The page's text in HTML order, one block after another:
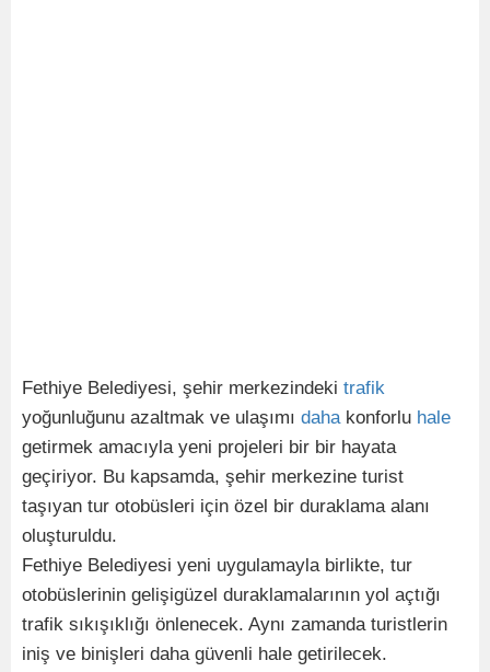
Fethiye Belediyesi, şehir merkezindeki trafik
yoğunluğunu azaltmak ve ulaşımı dahakonforlu hale
getirmek amacıyla yeni projeleri bir bir hayata
geçiriyor. Bu kapsamda, şehir merkezine turist
taşıyan tur otobüsleri için özel bir duraklama alanı
oluşturuldu.
Fethiye Belediyesi yeni uygulamayla birlikte, tur
otobüslerinin gelişigüzel duraklamalarının yol açtığı
trafik sıkışıklığı önlenecek. Aynı zamanda turistlerin
iniş ve binişleri daha güvenli hale getirilecek.